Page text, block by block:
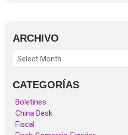
ARCHIVO
CATEGORÍAS
Boletines
China Desk
Fiscal